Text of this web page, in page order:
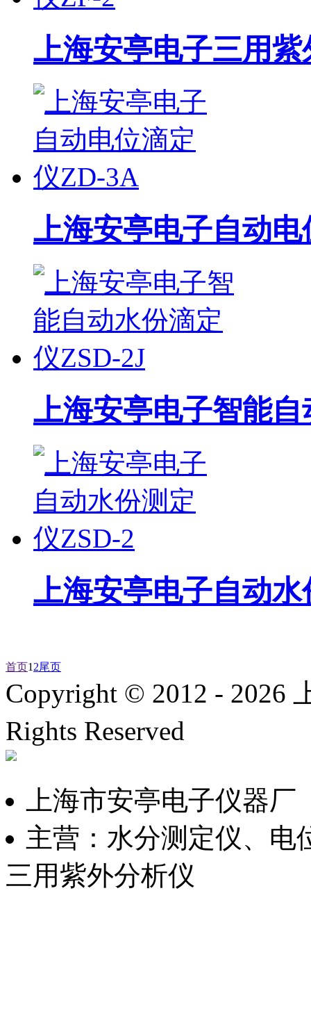
上海安亭电子三用
上海安亭电子自动
上海安亭电子智能
上海安亭电子自动
首页1 2尾页
Copyright © 2012 - 2026
Rights Reserved
上海市安亭电子仪器厂
主营：水分测定仪、电
三用紫外分析仪